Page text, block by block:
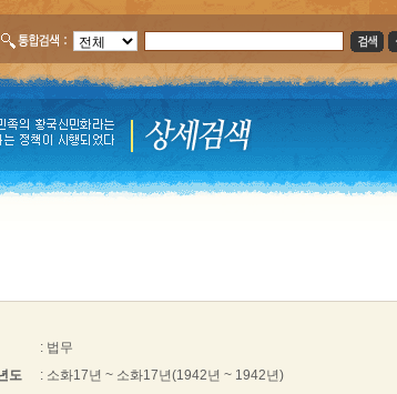
: 법무
도
: 소화17년 ~ 소화17년(1942년 ~ 1942년)